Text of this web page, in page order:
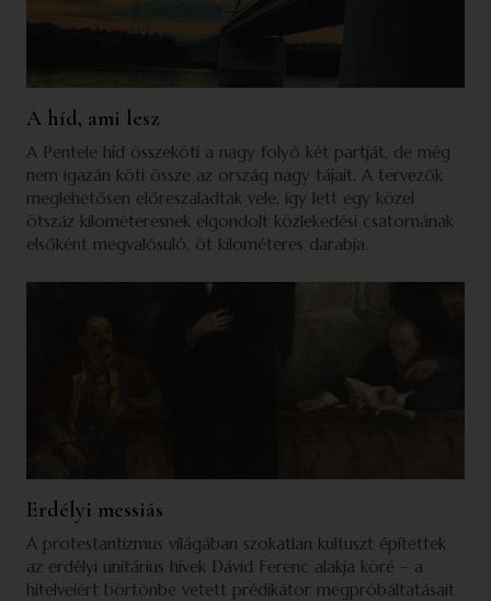
A híd, ami lesz
A Pentele híd összeköti a nagy folyó két partját, de még
nem igazán köti össze az ország nagy tájait. A tervezők
meglehetősen előreszaladtak vele, így lett egy közel
ötszáz kilométeresnek elgondolt közlekedési csatornának
elsőként megvalósuló, öt kilométeres darabja.
Erdélyi messiás
A protestantizmus világában szokatlan kultuszt építettek
az erdélyi unitárius hívek Dávid Ferenc alakja köré – a
hitelveiért börtönbe vetett prédikátor megpróbáltatásait